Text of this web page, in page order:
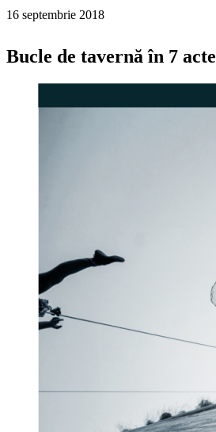
16 septembrie 2018
Bucle de tavernă în 7 acte